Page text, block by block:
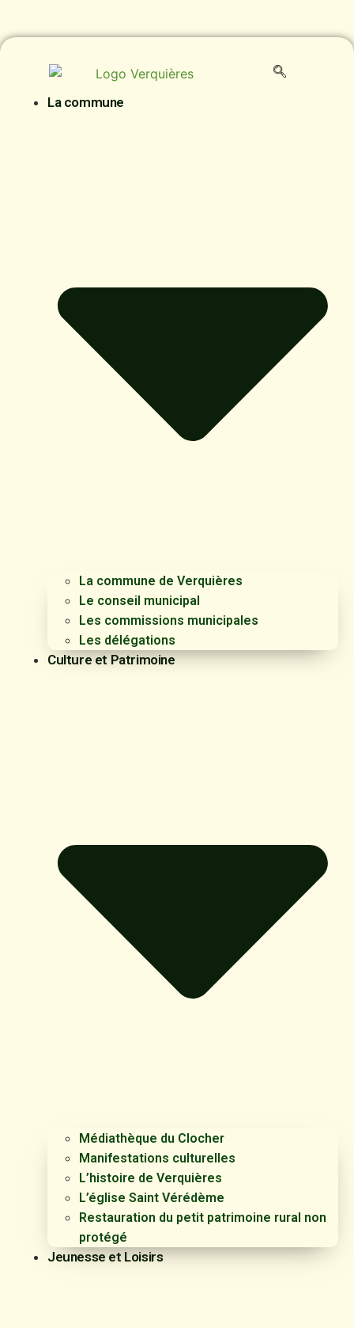
La commune
La commune de Verquières
Le conseil municipal
Les commissions municipales
Les délégations
Culture et Patrimoine
Médiathèque du Clocher
Manifestations culturelles
L’histoire de Verquières
L’église Saint Vérédème
Restauration du petit patrimoine rural non
protégé
Jeunesse et Loisirs